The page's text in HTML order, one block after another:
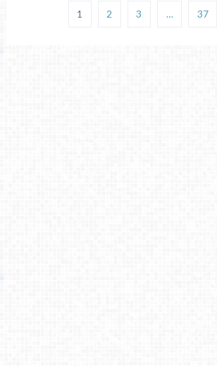
1 2 3 … 37